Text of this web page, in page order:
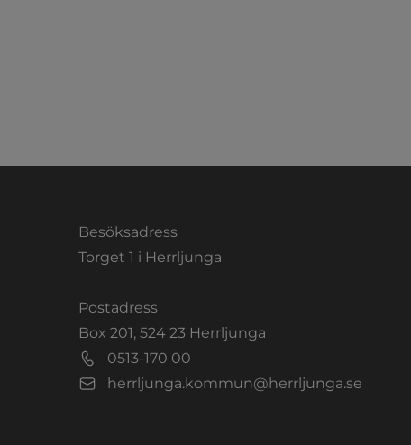
Besöksadress
Torget 1 i Herrljunga
Postadress
Box 201, 524 23 Herrljunga
0513-170 00
herrljunga.kommun@herrljunga.se